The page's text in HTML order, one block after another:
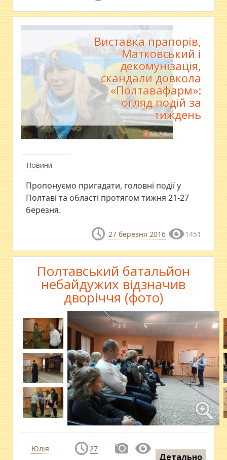
Новини
Виставка прапорів,
Матковський і
декомунізація,
скандали довкола
«Полтавафарм»:
огляд подій за
тиждень
Пропонуємо пригадати, головні події у
Полтаві та області протягом тижня 21-27
березня.
27 березня 2016 1451
Полтавський батальйон
небайдужих відзначив
дворіччя (фото)
Юлія 27
Детально